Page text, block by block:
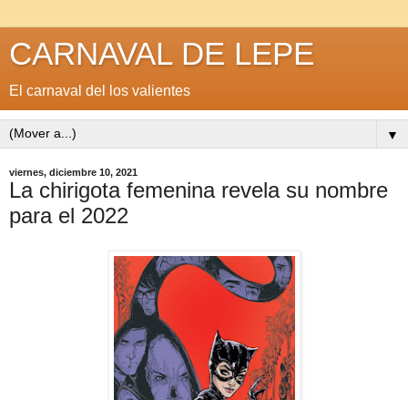
CARNAVAL DE LEPE
El carnaval del los valientes
▼
viernes, diciembre 10, 2021
La chirigota femenina revela su nombre
para el 2022